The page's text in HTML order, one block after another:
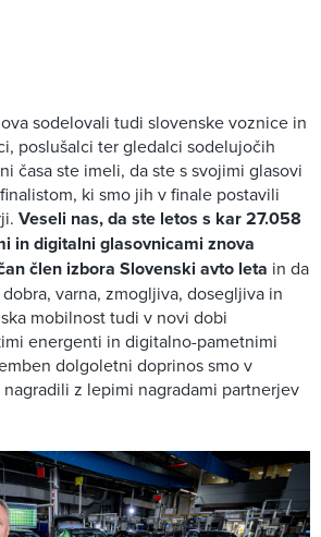
sodelovali tudi slovenske voznice in
poslušalci ter gledalci sodelujočih
časa ste imeli, da ste s svojimi glasovi
ki smo jih v finale postavili
Veseli nas, da ste letos s kar 27.058
in digitalni glasovnicami znova
člen izbora Slovenski avto leta in da
varna, zmogljiva, dosegljiva in
mobilnost tudi v novi dobi
energenti in digitalno-pametnimi
dolgoletni doprinos smo v
z lepimi nagradami partnerjev